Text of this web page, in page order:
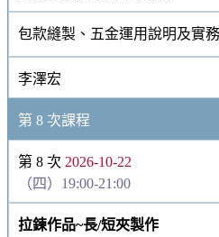
包款縫製、五金運用說明及實
李澤宏
第 8 次課程
第 8 次 2026-10-22
（四）19:00-21:00
拉鍊作品~長/短夾製作